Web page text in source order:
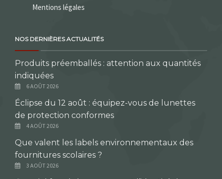
Mentions légales
NOS DERNIÈRES ACTUALITÉS
Produits préemballés : attention aux quantités
indiquées
6 AOÛT 2026
Éclipse du 12 août : équipez-vous de lunettes
de protection conformes
4 AOÛT 2026
Que valent les labels environnementaux des
fournitures scolaires ?
3 AOÛT 2026